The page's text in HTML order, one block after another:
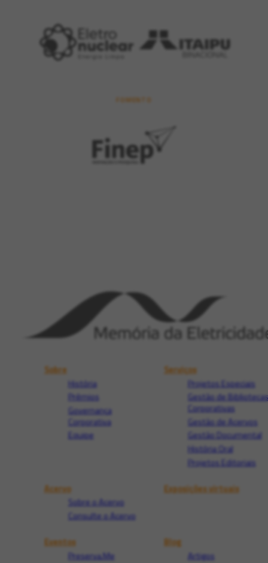
FOMENTO
Sobre
História
Prêmios
Governança
Corporativa
Equipe
Serviços
Projetos Especiais
Gestão de Bibliotecas
Corporativas
Gestão de Acervos
Gestão Documental
História Oral
Projetos Editoriais
Acervo
Sobre o Acervo
Consulte o Acervo
Exposições virtuais
Eventos
Preserva.Me
Blog
Artigos